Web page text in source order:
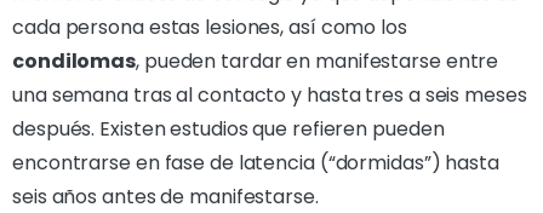
cada persona estas lesiones, así como los
condilomas, pueden tardar en manifestarse entre
una semana tras al contacto y hasta tres a seis meses
después. Existen estudios que refieren pueden
encontrarse en fase de latencia (“dormidas”) hasta
seis años antes de manifestarse.